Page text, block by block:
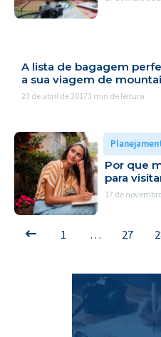
A lista de bagagem
a sua viagem de
23 de abril de 20173 min de leitura
Por que
para
17 de
1 … 27